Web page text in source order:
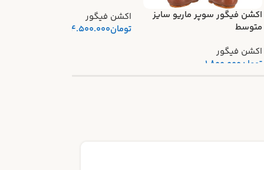
اکشن فیگور سوپر ماریو سایز
متوسط
اکشن فیگور
تومان 1.800.000
اکشن فیگور
تومان4.500.000